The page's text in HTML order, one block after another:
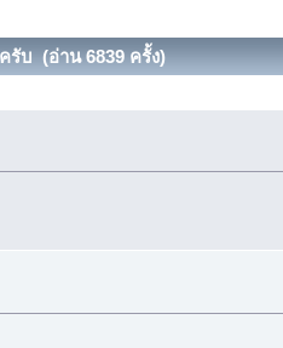
รับ (อ่าน 6839 ครั้ง)